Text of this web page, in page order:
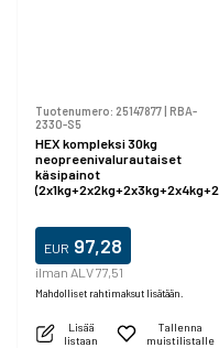
Tuotenumero: 25147877| RBA-
2330-S5
HEX kompleksi 30kg
neopreenivalurautaiset
käsipainot
(2x1kg+2x2kg+2x3kg+2x4kg+2
EUR 97,28
ilman ALV 77,51
Mahdolliset rahtimaksut lisätään.
Lisää
listaan
Tallenna
muistilistalle